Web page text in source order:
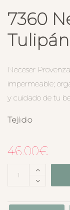
7360
Neceser
impermeable;
y cuidado de tu
Tejido
46.00€